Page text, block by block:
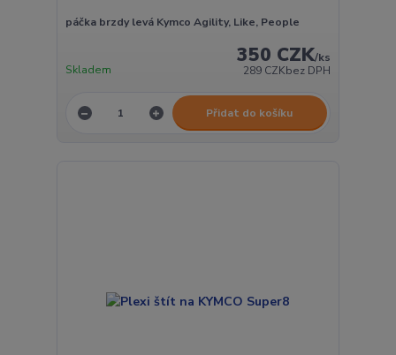
páčka brzdy levá Kymco Agility, Like, People
350 CZK/ks
289 CZKbez DPH
Skladem
Přidat do košíku